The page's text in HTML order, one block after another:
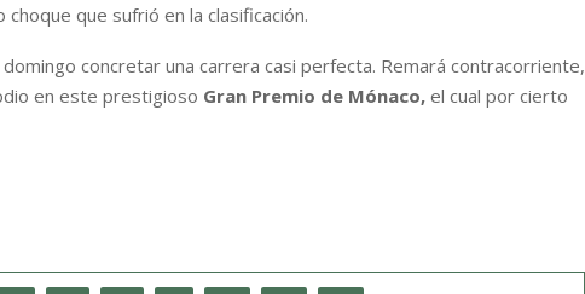
que sufrió en la clasificación.
concretar una carrera casi perfecta. Remará contracorriente,
en este prestigioso Gran Premio de Mónaco, el cual por cierto